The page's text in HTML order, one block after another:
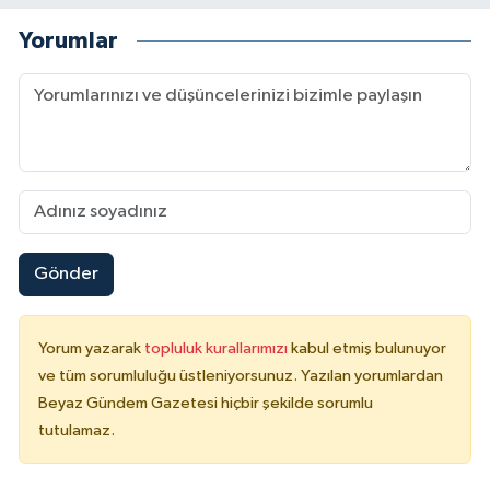
Yorumlar
Gönder
Yorum yazarak topluluk kurallarımızı kabul etmiş bulunuyor
ve tüm sorumluluğu üstleniyorsunuz. Yazılan yorumlardan
Beyaz Gündem Gazetesi hiçbir şekilde sorumlu
tutulamaz.